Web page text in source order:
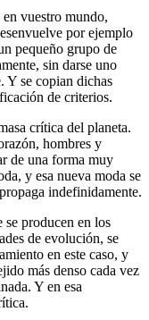
vuestro mundo,
por ejemplo
pequeño grupo de
sin darse uno
Y se copian dichas
de criterios.
crítica del planeta.
hombres y
de una forma muy
y esa nueva moda se
indefinidamente.
se producen en los
de evolución, se
en este caso, y
más denso cada vez
Y en esa